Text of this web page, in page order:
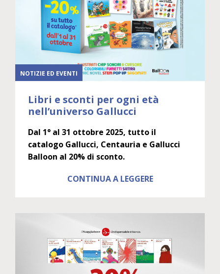
NOTIZIE ED EVENTI
Libri e sconti per ogni età
nell’universo Gallucci
Dal 1° al 31 ottobre 2025, tutto il
catalogo Gallucci, Centauria e Gallucci
Balloon al 20% di sconto.
CONTINUA A LEGGERE